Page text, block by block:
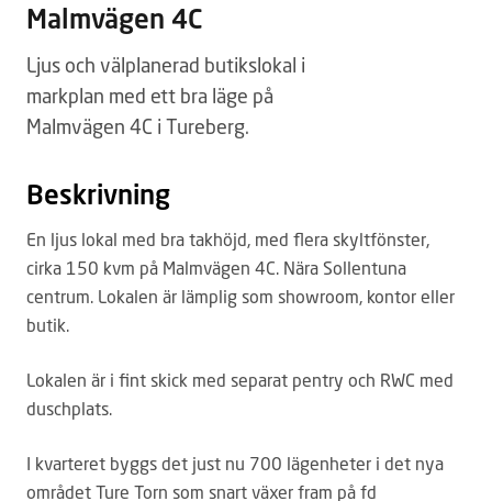
Malmvägen 4C
Ljus och välplanerad butikslokal i
markplan med ett bra läge på
Malmvägen 4C i Tureberg.
Beskrivning
En ljus lokal med bra takhöjd, med flera skyltfönster,
cirka 150 kvm på Malmvägen 4C. Nära Sollentuna
centrum. Lokalen är lämplig som showroom, kontor eller
butik.
Lokalen är i fint skick med separat pentry och RWC med
duschplats.
I kvarteret byggs det just nu 700 lägenheter i det nya
området Ture Torn som snart växer fram på fd